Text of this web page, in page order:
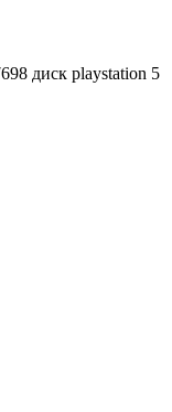
диск playstation 5